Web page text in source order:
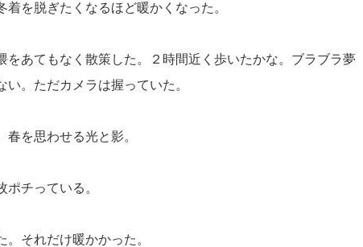
を脱ぎたくなるほど暖かくなった。
あてもなく散策した。２時間近く歩いたかな。ブラブラ夢
。ただカメラは握っていた。
を思わせる光と影。
チっている。
それだけ暖かかった。